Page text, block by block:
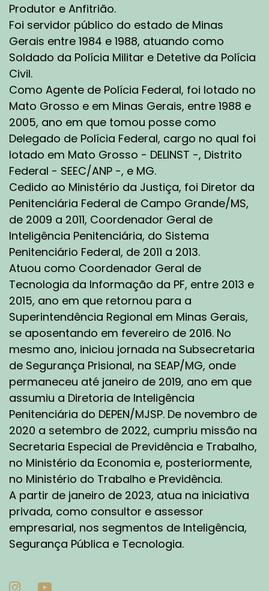
Produtor e Anfitrião.
Foi servidor público do estado de Minas
Gerais entre 1984 e 1988, atuando como
Soldado da Polícia Militar e Detetive da Polícia
Civil.
Como Agente de Polícia Federal, foi lotado no
Mato Grosso e em Minas Gerais, entre 1988 e
2005, ano em que tomou posse como
Delegado de Polícia Federal, cargo no qual foi
lotado em Mato Grosso - DELINST -, Distrito
Federal - SEEC/ANP -, e MG.
Cedido ao Ministério da Justiça, foi Diretor da
Penitenciária Federal de Campo Grande/MS,
de 2009 a 2011, Coordenador Geral de
Inteligência Penitenciária, do Sistema
Penitenciário Federal, de 2011 a 2013.
Atuou como Coordenador Geral de
Tecnologia da Informação da PF, entre 2013 e
2015, ano em que retornou para a
Superintendência Regional em Minas Gerais,
se aposentando em fevereiro de 2016. No
mesmo ano, iniciou jornada na Subsecretaria
de Segurança Prisional, na SEAP/MG, onde
permaneceu até janeiro de 2019, ano em que
assumiu a Diretoria de Inteligência
Penitenciária do DEPEN/MJSP. De novembro de
2020 a setembro de 2022, cumpriu missão na
Secretaria Especial de Previdência e Trabalho,
no Ministério da Economia e, posteriormente,
no Ministério do Trabalho e Previdência.
A partir de janeiro de 2023, atua na iniciativa
privada, como consultor e assessor
empresarial, nos segmentos de Inteligência,
Segurança Pública e Tecnologia.